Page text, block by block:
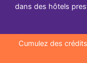
dans des hôtels
Cumulez des